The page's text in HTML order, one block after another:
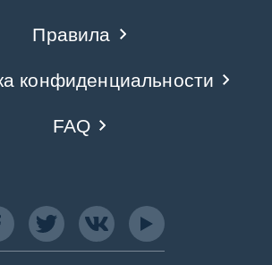
Правила
конфиденциальности
FAQ